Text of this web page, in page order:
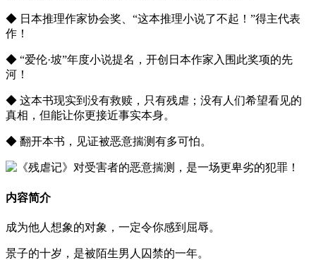
◆ 日本推理作家协会奖、“这本推理小说了不起！”得主代表
作！
◆ “爱伦·坡”年度小说提名，开创日本作家入围此奖项的先
河！
◆ 这本书现实到没有救赎，只有残虐；没有人们希望看见的
真相，但能让你更接近事实本身。
◆ 翻开本书，见证被恶意揣测有多可怕。
内容简介
成为他人想象的对象，一定令你感到屈辱。
景子的十岁，是被陌生男人囚禁的一年。